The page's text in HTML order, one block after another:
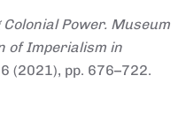
Colonial Power. Museum
of Imperialism in
(2021), pp. 676–722.